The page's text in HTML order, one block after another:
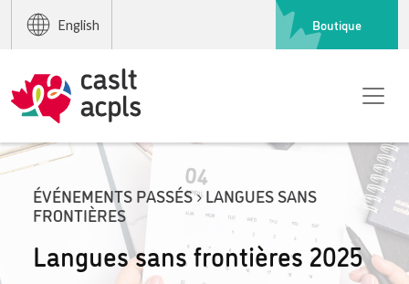
English Boutique
ÉVÉNEMENTS PASSÉS › LANGUES SANS
FRONTIÈRES
Langues sans frontières 2025